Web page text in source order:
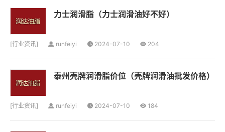
力士润滑脂（力士润滑油好不好）
[行业资讯] runfeiyi 2024-07-10 204
泰州壳牌润滑脂价位（壳牌润滑油批发价格）
[行业资讯] runfeiyi 2024-07-10 184